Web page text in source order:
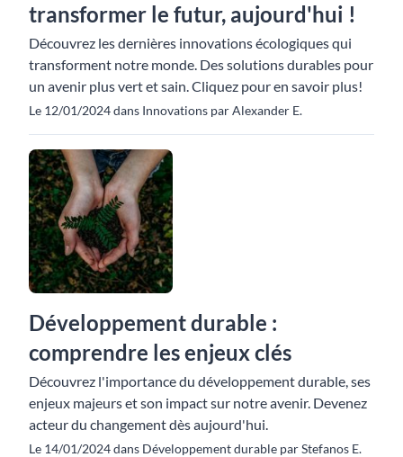
transformer le futur, aujourd'hui !
Découvrez les dernières innovations écologiques qui
transforment notre monde. Des solutions durables pour
un avenir plus vert et sain. Cliquez pour en savoir plus!
Le 12/01/2024 dans Innovations par Alexander E.
Développement durable :
comprendre les enjeux clés
Découvrez l'importance du développement durable, ses
enjeux majeurs et son impact sur notre avenir. Devenez
acteur du changement dès aujourd'hui.
Le 14/01/2024 dans Développement durable par Stefanos E.